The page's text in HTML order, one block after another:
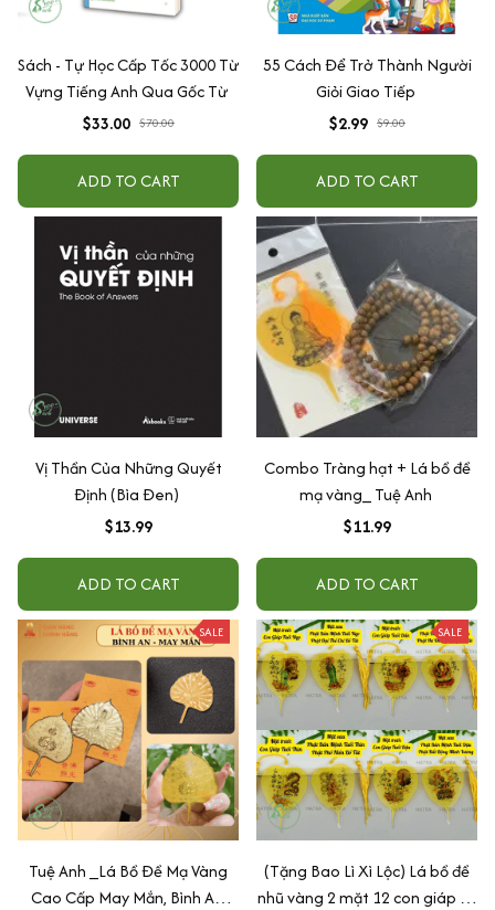
Sách - Tự Học Cấp Tốc 3000 Từ
Vựng Tiếng Anh Qua Gốc Từ
$33.00 $70.00
ADD TO CART
55 Cách Để Trở Thành Người
Giỏi Giao Tiếp
$2.99 $9.00
ADD TO CART
Vị Thần Của Những Quyết
Định (Bìa Đen)
$13.99
ADD TO CART
Combo Tràng hạt + Lá bồ đề
mạ vàng_ Tuệ Anh
$11.99
ADD TO CART
SALE
Tuệ Anh _Lá Bồ Đề Mạ Vàng
Cao Cấp May Mắn, Bình An,
SALE
(Tặng Bao Lì Xì Lộc) Lá bồ đề
nhũ vàng 2 mặt 12 con giáp và